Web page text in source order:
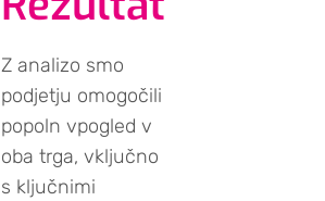
Z analizo smo
podjetju omogočili
popoln vpogled v
oba trga, vključno
s ključnimi